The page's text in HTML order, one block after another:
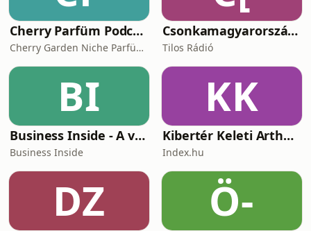
Cherry Parfüm Podcast
Cherry Garden Niche Parfüméria
Csonkamagyarország [Tilos Rádió podcast]
Tilos Rádió
BI
Business Inside - A vállalkozók pszichológiája
Business Inside
KK
Kibertér Keleti Arthurral
Index.hu
DZ Ö-